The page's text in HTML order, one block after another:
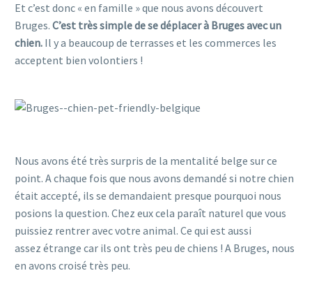
Et c’est donc « en famille » que nous avons découvert
Bruges. C’est très simple de se déplacer à Bruges avec un
chien. Il y a beaucoup de terrasses et les commerces les
acceptent bien volontiers !
Nous avons été très surpris de la mentalité belge sur ce
point. A chaque fois que nous avons demandé si notre chien
était accepté, ils se demandaient presque pourquoi nous
posions la question. Chez eux cela paraît naturel que vous
puissiez rentrer avec votre animal. Ce qui est aussi
assez étrange car ils ont très peu de chiens ! A Bruges, nous
en avons croisé très peu.